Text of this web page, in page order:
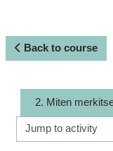
Back to course
Jump to activity
2. Miten